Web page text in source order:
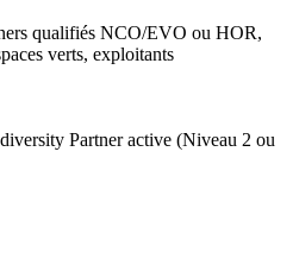
qualifiés NCO/EVO ou HOR,
verts, exploitants
Partner active (Niveau 2 ou